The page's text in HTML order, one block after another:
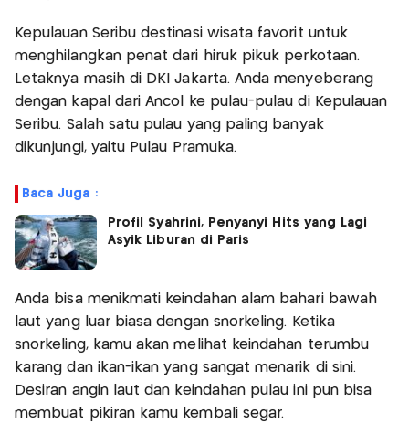
Kepulauan Seribu destinasi wisata favorit untuk
menghilangkan penat dari hiruk pikuk perkotaan.
Letaknya masih di DKI Jakarta. Anda menyeberang
dengan kapal dari Ancol ke pulau-pulau di Kepulauan
Seribu. Salah satu pulau yang paling banyak
dikunjungi, yaitu Pulau Pramuka.
Baca Juga :
Profil Syahrini, Penyanyi Hits yang Lagi
Asyik Liburan di Paris
Anda bisa menikmati keindahan alam bahari bawah
laut yang luar biasa dengan snorkeling. Ketika
snorkeling, kamu akan melihat keindahan terumbu
karang dan ikan-ikan yang sangat menarik di sini.
Desiran angin laut dan keindahan pulau ini pun bisa
membuat pikiran kamu kembali segar.